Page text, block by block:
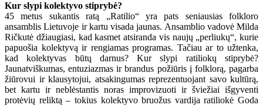
Kur slypi kolektyvo stiprybė?
45 metus sukantis ratą „Ratilio“ yra pats seniausias folkloro
ansamblis Lietuvoje ir kartu visada jaunas. Ansamblio vadovė Milda
Ričkutė džiaugiasi, kad kasmet atsiranda vis naujų „perliukų“, kurie
papuošia kolektyvą ir rengiamas programas. Tačiau ar to užtenka,
kad kolektyvas būtų darnus? Kur slypi ratiliokų stiprybė?
Jaunatviškumas, entuziazmas ir brandus požiūris į folklorą, pagarba
žiūrovui ir klausytojui, atsakingumas reprezentuojant savo kultūrą,
bet kartu ir neblėstantis noras improvizuoti ir šviežiai išgyventi
protėvių reliktą – tokius kolektyvo bruožus vardija ratiliokė Goda